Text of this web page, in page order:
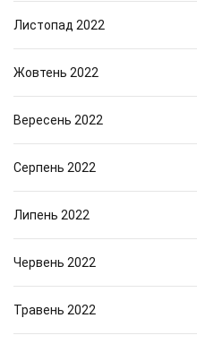
Листопад 2022
Жовтень 2022
Вересень 2022
Серпень 2022
Липень 2022
Червень 2022
Травень 2022